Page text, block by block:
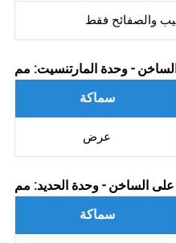
- وحدة المارتنسيت: مم
سماكة
عرض
الساخن - وحدة الحديد: مم
سماكة